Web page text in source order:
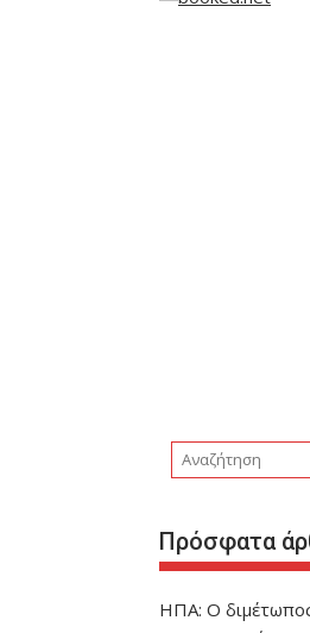
Πρόσφατα
ΗΠΑ: Ο